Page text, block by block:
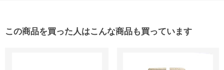
この商品を買った人はこんな商品も買っています